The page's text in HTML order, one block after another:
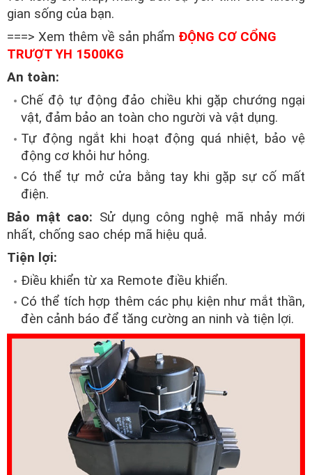
gian sống của bạn.
===> Xem thêm về sản phẩm ĐỘNG CƠ CỔNG
TRƯỢT YH 1500KG
An toàn:
Chế độ tự động đảo chiều khi gặp chướng ngại
vật, đảm bảo an toàn cho người và vật dụng.
Tự động ngắt khi hoạt động quá nhiệt, bảo vệ
động cơ khỏi hư hỏng.
Có thể tự mở cửa bằng tay khi gặp sự cố mất
điện.
Bảo mật cao: Sử dụng công nghệ mã nhảy mới
nhất, chống sao chép mã hiệu quả.
Tiện lợi:
Điều khiển từ xa Remote điều khiển.
Có thể tích hợp thêm các phụ kiện như mắt thần,
đèn cảnh báo để tăng cường an ninh và tiện lợi.